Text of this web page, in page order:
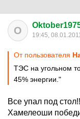
O 19:45,
От пользователя
ТЭС на угольном
45% энергии."
Все упал под
Хамелеоши